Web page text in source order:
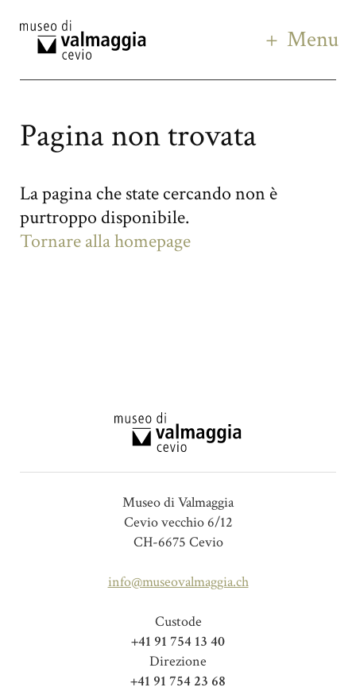
Menu
Pagina non trovata
La pagina che state cercando non è
purtroppo disponibile.
Tornare alla homepage
Museo di Valmaggia
Cevio vecchio 6/12
CH-6675 Cevio
info@museovalmaggia.ch
Custode
+41 91 754 13 40
Direzione
+41 91 754 23 68